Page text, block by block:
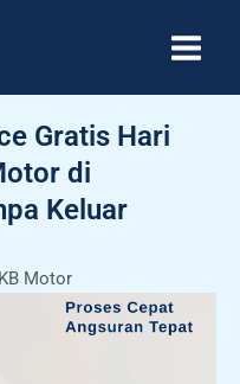
Gratis Hari
di
Keluar
Motor